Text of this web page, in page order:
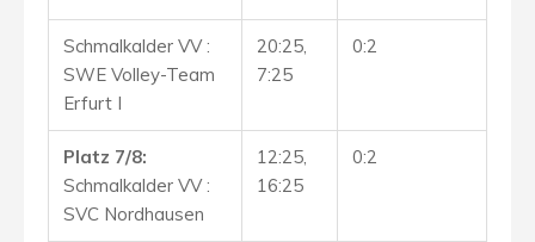
Schmalkalder VV :
SWE Volley-Team
Erfurt I
20:25,
7:25
0:2
Platz 7/8:
Schmalkalder VV :
SVC Nordhausen
12:25,
16:25
0:2